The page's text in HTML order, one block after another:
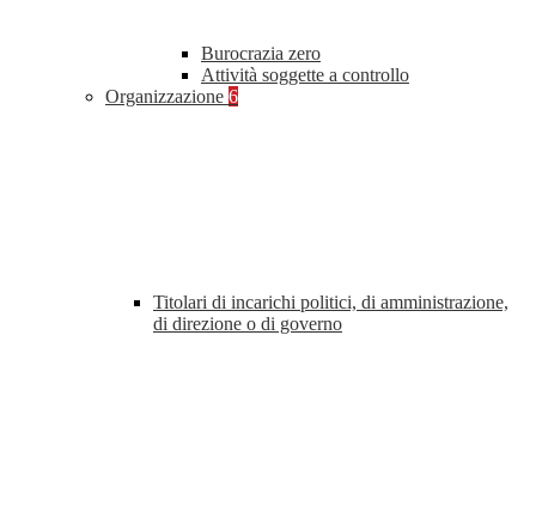
Burocrazia zero
Attività soggette a controllo
Organizzazione 6
Titolari di incarichi politici, di amministrazione,
di direzione o di governo